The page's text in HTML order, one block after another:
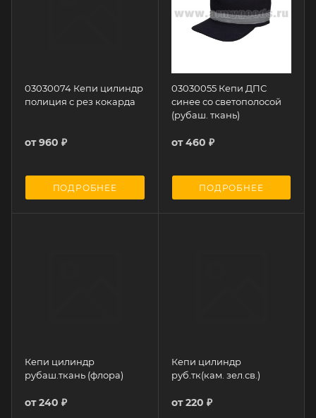
03030074 Кепи цилиндр
полиция с рез кокарда
от960 ₽
ПОДРОБНЕЕ
03030055 Кепи ДПС
синее со светополосой
(рубаш. ткань)
от460 ₽
ПОДРОБНЕЕ
Кепи цилиндр
рубаш.ткань (флора)
от240 ₽
Кепи цилиндр
руб.тк(кам. зел.св.)
от220 ₽